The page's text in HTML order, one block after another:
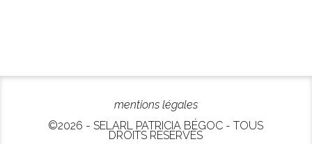
mentions légales
©2026 - SELARL PATRICIA BÉGOC - TOUS
DROITS RÉSERVÉS